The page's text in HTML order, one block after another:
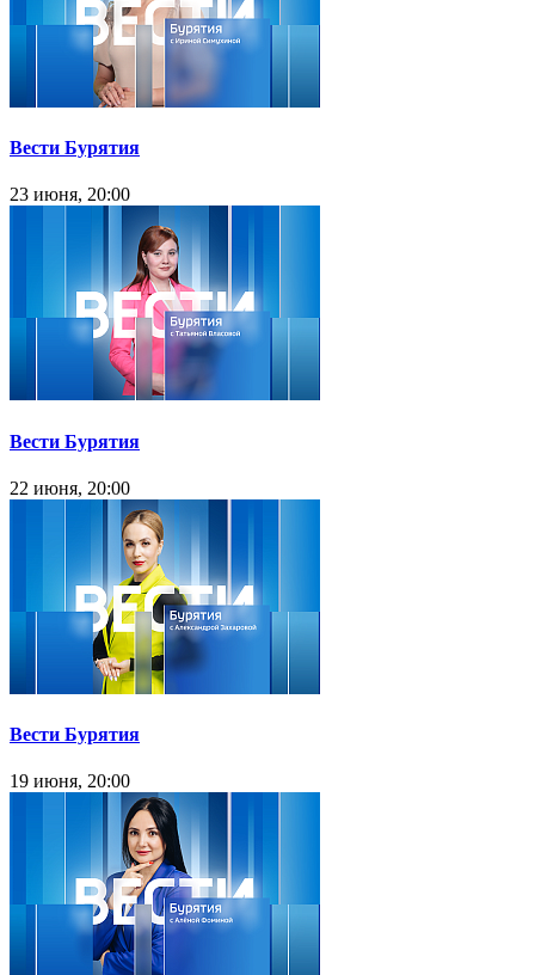
Вести Бурятия
23 июня, 20:00
Вести Бурятия
22 июня, 20:00
Вести Бурятия
19 июня, 20:00